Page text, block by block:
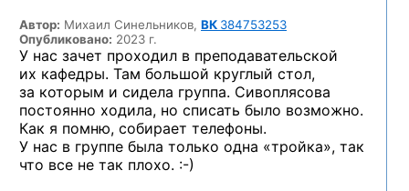
Автор: Михаил Синельников, ВК 384753253
Опубликовано: 2023 г.
У нас зачет проходил в преподавательской
их кафедры. Там большой круглый стол,
за которым и сидела группа. Сивоплясова
постоянно ходила, но списать было возможно.
Как я помню, собирает телефоны.
У нас в группе была только одна «тройка», так
что все не так плохо. :-)